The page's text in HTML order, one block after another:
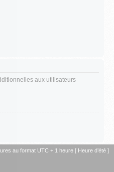
aux utilisateurs
au format UTC + 1 heure [ Heure d’été ]